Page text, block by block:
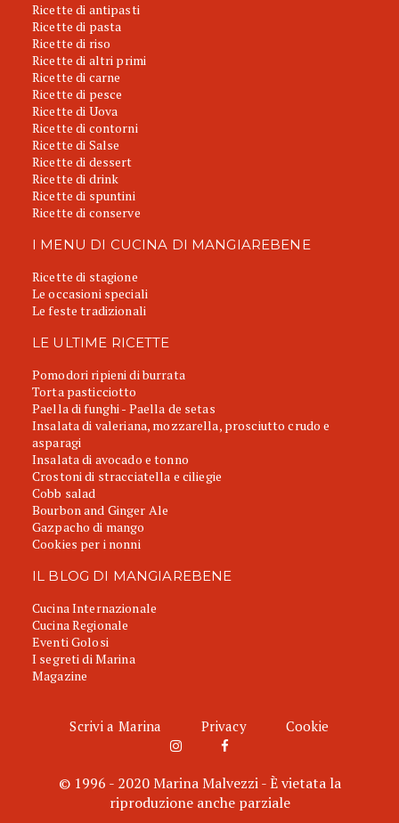
Ricette di antipasti
Ricette di pasta
Ricette di riso
Ricette di altri primi
Ricette di carne
Ricette di pesce
Ricette di Uova
Ricette di contorni
Ricette di Salse
Ricette di dessert
Ricette di drink
Ricette di spuntini
Ricette di conserve
I MENU DI CUCINA DI MANGIAREBENE
Ricette di stagione
Le occasioni speciali
Le feste tradizionali
LE ULTIME RICETTE
Pomodori ripieni di burrata
Torta pasticciotto
Paella di funghi - Paella de setas
Insalata di valeriana, mozzarella, prosciutto crudo e
asparagi
Insalata di avocado e tonno
Crostoni di stracciatella e ciliegie
Cobb salad
Bourbon and Ginger Ale
Gazpacho di mango
Cookies per i nonni
IL BLOG DI MANGIAREBENE
Cucina Internazionale
Cucina Regionale
Eventi Golosi
I segreti di Marina
Magazine
Scrivi a Marina Privacy Cookie
© 1996 - 2020 Marina Malvezzi - È vietata la
riproduzione anche parziale